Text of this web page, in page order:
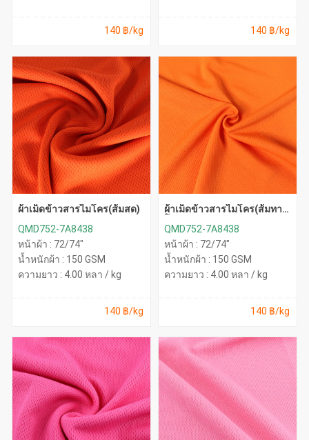
140 ฿/kg 140 ฿/kg
ผ้าเม็ดข้าวสารไมโคร(ส้มสด)
QMD752-7A8438
หน้าผ้า : 72/74"
น้ำหนักผ้า : 150 GSM
ความยาว : 4.00 หลา / kg
140 ฿/kg
ผ้าเม็ดข้าวสารไมโคร(ส้มทา
QMD752-7A8438
หน้าผ้า : 72/74"
น้ำหนักผ้า : 150 GSM
ความยาว : 4.00 หลา / kg
140 ฿/kg